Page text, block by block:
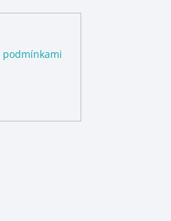
podmínkami